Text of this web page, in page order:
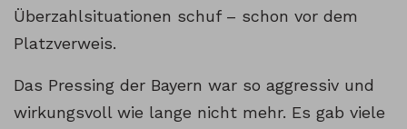
Überzahlsituationen schuf – schon vor dem
Platzverweis.
Das Pressing der Bayern war so aggressiv und
wirkungsvoll wie lange nicht mehr. Es gab viele